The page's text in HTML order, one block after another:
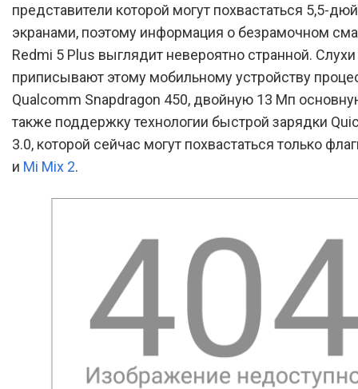
представители которой могут похвастаться 5,5-
экранами, поэтому информация о безрамочном
Redmi 5 Plus выглядит невероятно странной. Слухи
приписывают этому мобильному устройству
Qualcomm Snapdragon 450, двойную 13 Мп
также поддержку технологии быстрой зарядки
3.0, которой сейчас могут похвастаться только
и Mi Mix 2.